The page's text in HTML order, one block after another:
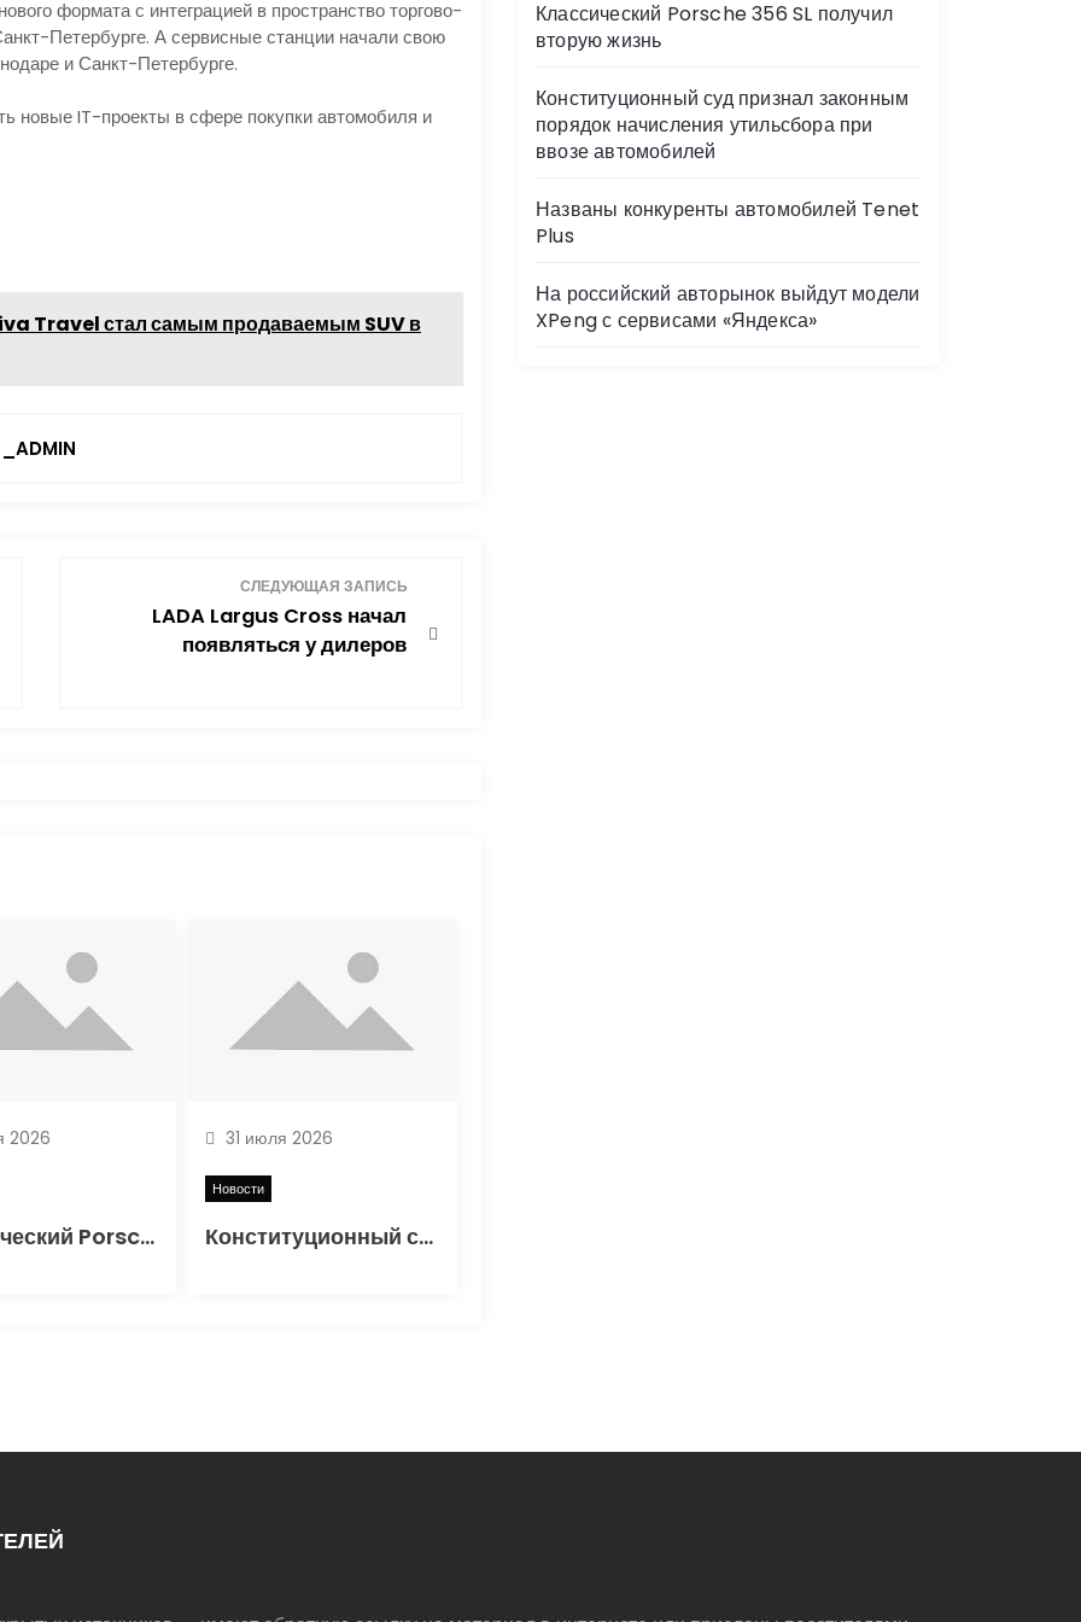
формата с интеграцией в пространство торгово-
Петербурге. А сервисные станции начали свою
и Санкт-Петербурге.
новые IT-проекты в сфере покупки автомобиля и
Travel стал самым продаваемым SUV в
СЛЕДУЮЩАЯ ЗАПИСЬ
LADA Largus Cross начал
появляться у дилеров
2026
Классический Porsche 356 SL получил вторую жизнь
31 июля 2026
Новости
Конституционный суд признал законным порядок начисления утильсбора при ввозе автомобилей
Классический Porsche 356 SL получил
вторую жизнь
Конституционный суд признал законным
порядок начисления утильсбора при
ввозе автомобилей
Названы конкуренты автомобилей Tenet
Plus
На российский авторынок выйдут модели
XPeng с сервисами «Яндекса»